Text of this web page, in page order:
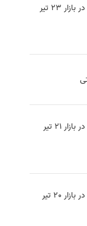
قیمت روز برخی از خودروها در بازار 23 تیر
قیمت روز برخی از خودروها در بازار 21 تیر
قیمت روز برخی از خودروها در بازار 20 تیر